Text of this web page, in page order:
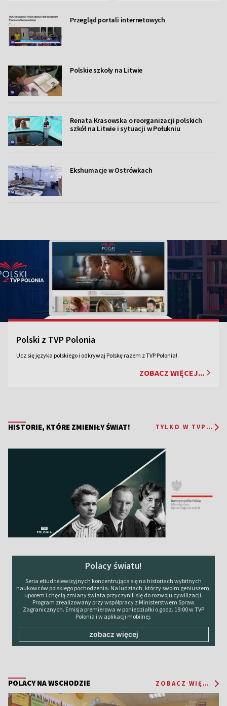
Przegląd portali internetowych
Polskie szkoły na Litwie
Renata Krasowska o reorganizacji polskich
szkół na Litwie i sytuacji w Połukniu
Ekshumacje w Ostrówkach
Polski z TVP Polonia
Ucz się języka polskiego i odkrywaj Polskę razem z TVP Polonia!
ZOBACZ WIĘCEJ...
HISTORIE, KTÓRE ZMIENIŁY ŚWIAT! TYLKO W TVP POLONIA
Polacy światu!
Seria etiud telewizyjnych koncentrująca się na historiach wybitnych
naukowców polskiego pochodzenia. Na ludziach, którzy swoim geniuszem,
uporem i chęcią zmiany świata przyczynili się do rozwoju cywilizacji.
Program zrealizowany przy współpracy z Ministerstwem Spraw
Zagranicznych. Emisja premierowa w poniedziałki o godz. 19:00 w TVP
Polonia i w aplikacji mobilnej.
zobacz więcej
POLACY NA WSCHODZIE ZOBACZ WIĘCEJ